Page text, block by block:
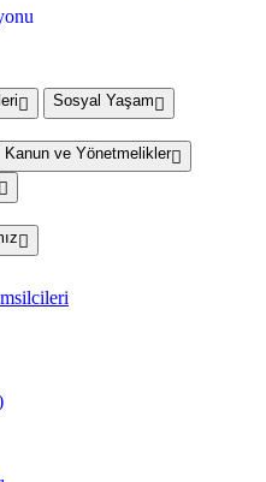
Sosyal Yaşam
Kanun ve Yönetmelikler